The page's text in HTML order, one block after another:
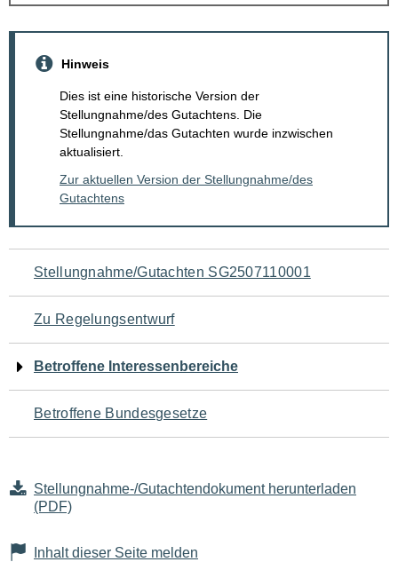
Hinweis
Dies ist eine historische Version der
Stellungnahme/des Gutachtens. Die
Stellungnahme/das Gutachten wurde inzwischen
aktualisiert.
Zur aktuellen Version der Stellungnahme/des
Gutachtens
Navigation
für
den
Seiteninhalt
Stellungnahme/Gutachten SG2507110001
Zu Regelungsentwurf
Betroffene Interessenbereiche
Betroffene Bundesgesetze
Stellungnahme-/Gutachtendokument herunterladen
(PDF)
Inhalt dieser Seite melden